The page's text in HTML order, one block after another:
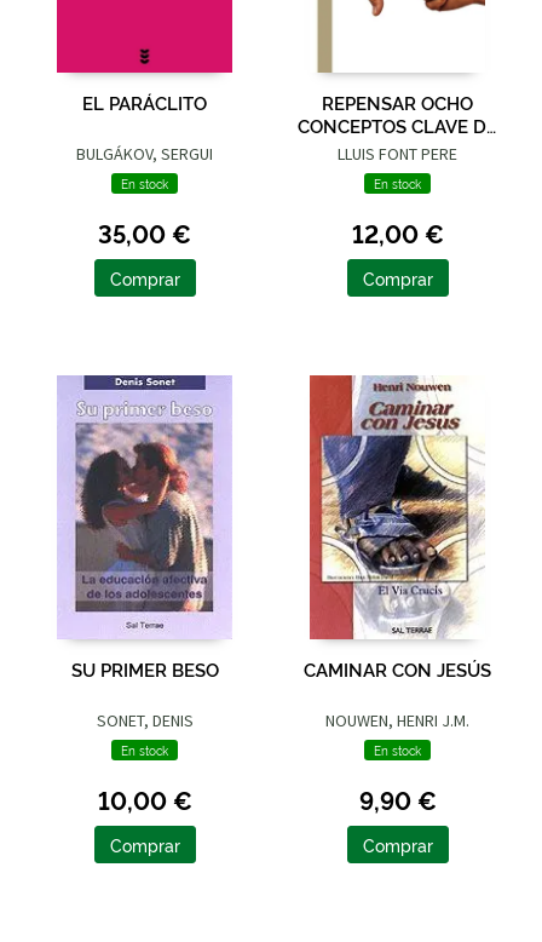
EL PARÁCLITO
BULGÁKOV, SERGUI
En stock
35,00 €
Comprar
REPENSAR OCHO
CONCEPTOS CLAVE DE
LA MORAL
LLUIS FONT PERE
En stock
12,00 €
Comprar
SU PRIMER BESO
SONET, DENIS
En stock
10,00 €
Comprar
CAMINAR CON JESÚS
NOUWEN, HENRI J.M.
En stock
9,90 €
Comprar